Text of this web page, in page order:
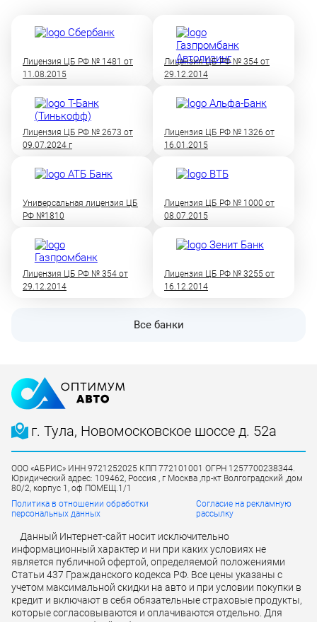
Лицензия ЦБ РФ № 1481 от
11.08.2015
Лицензия ЦБ РФ № 354 от
29.12.2014
Лицензия ЦБ РФ № 2673 от
09.07.2024 г
Лицензия ЦБ РФ № 1326 от
16.01.2015
Универсальная лицензия ЦБ
РФ №1810
Лицензия ЦБ РФ № 1000 от
08.07.2015
Лицензия ЦБ РФ № 354 от
29.12.2014
Лицензия ЦБ РФ № 3255 от
16.12.2014
Все банки
г. Тула, Новомосковское шоссе д. 52а
ООО «АБРИС» ИНН 9721252025 КПП 772101001 ОГРН 1257700238344.
Юридический адрес: 109462, Россия , г Москва ,пр-кт Волгоградский ,дом
80/2, корпус 1, оф ПОМЕЩ.1/1
Политика в отношении обработки
персональных данных
Согласие на рекламную
рассылку
Данный Интернет-сайт носит исключительно
информационный характер и ни при каких условиях не
является публичной офертой, определяемой положениями
Статьи 437 Гражданского кодекса РФ. Все цены указаны с
учетом максимальной скидки на авто и при условии покупки в
кредит и включают в себя обязательные страховые продукты,
которые согласовываются и оплачиваются отдельно. Для